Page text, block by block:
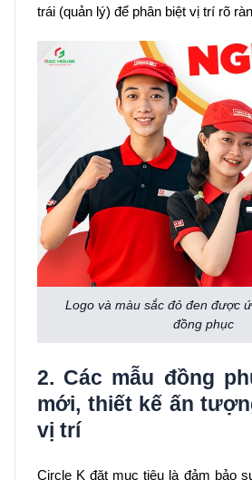
trái (quản lý) để phân biệt vị trí rõ
Logo và màu sắc đỏ đen được
đồng phục
2. Các mẫu đồng
mới, thiết kế ấn
vị trí
Circle K đặt mục tiêu là đảm bảo